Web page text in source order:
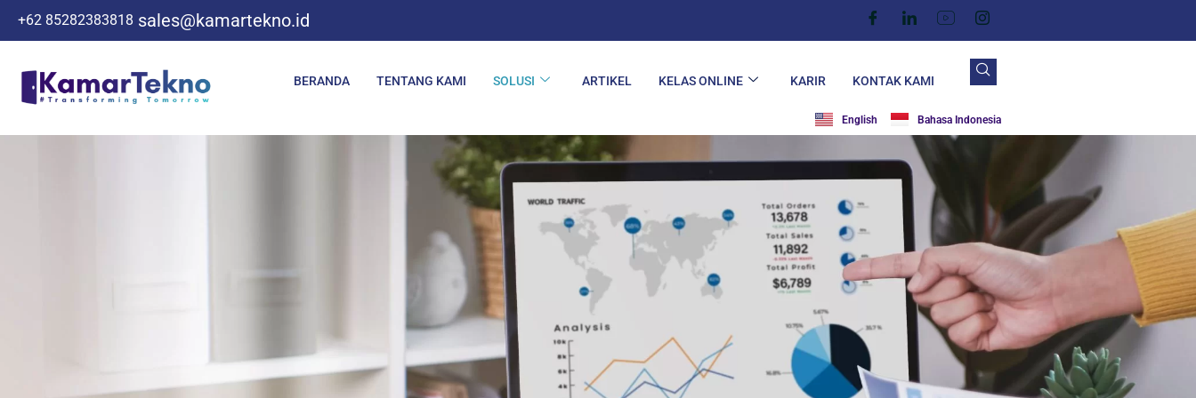
+62 85282383818 sales@kamartekno.id
BERANDA TENTANG KAMI SOLUSI ARTIKEL KELAS ONLINE KARIR KONTAK KAMI
English Bahasa Indonesia